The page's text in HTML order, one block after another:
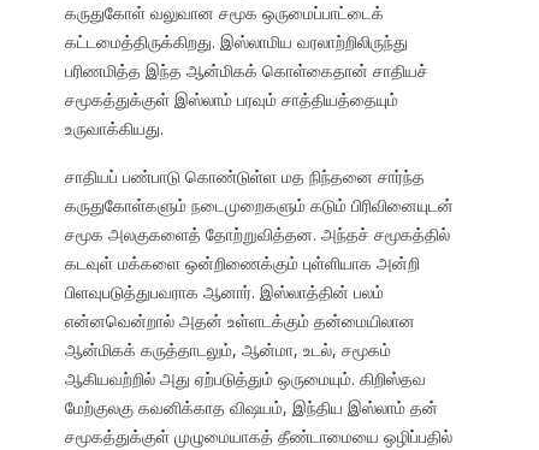
கருதுகோள் வலுவான சமூக ஒருமைப்பாட்டைக்
கட்டமைத்திருக்கிறது. இஸ்லாமிய வரலாற்றிலிருந்து
பரிணமித்த இந்த ஆன்மிகக் கொள்கைதான் சாதியச்
சமூகத்துக்குள் இஸ்லாம் பரவும் சாத்தியத்தையும்
உருவாக்கியது.
சாதியப் பண்பாடு கொண்டுள்ள மத நிந்தனை சார்ந்த
கருதுகோள்களும் நடைமுறைகளும் கடும் பிரிவினையுடன்
சமூக அலகுகளைத் தோற்றுவித்தன. அந்தச் சமூகத்தில்
கடவுள் மக்களை ஒன்றிணைக்கும் புள்ளியாக அன்றி
பிளவுபடுத்துபவராக ஆனார். இஸ்லாத்தின் பலம்
என்னவென்றால் அதன் உள்ளடக்கும் தன்மையிலான
ஆன்மிகக் கருத்தாடலும், ஆன்மா, உடல், சமூகம்
ஆகியவற்றில் அது ஏற்படுத்தும் ஒருமையும். கிறிஸ்தவ
மேற்குலகு கவனிக்காத விஷயம், இந்திய இஸ்லாம் தன்
சமூகத்துக்குள் முழுமையாகத் தீண்டாமையை ஒழிப்பதில்